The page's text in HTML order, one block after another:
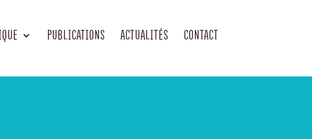
PUBLICATIONS ACTUALITÉS CONTACT